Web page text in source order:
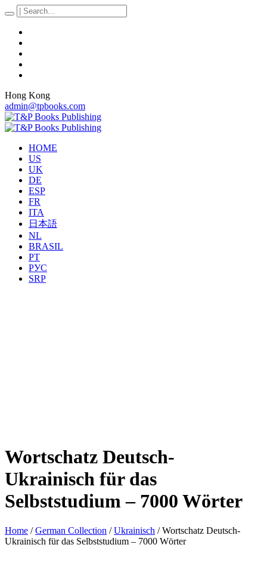
Hong Kong
admin@tpbooks.com
HOME
US
UK
DE
ESP
FR
ITA
日本語
NL
BRASIL
PT
РУС
SRP
Wortschatz Deutsch-
Ukrainisch für das
Selbststudium – 7000 Wörter
Home /German Collection /Ukrainisch / Wortschatz Deutsch-
Ukrainisch für das Selbststudium – 7000 Wörter